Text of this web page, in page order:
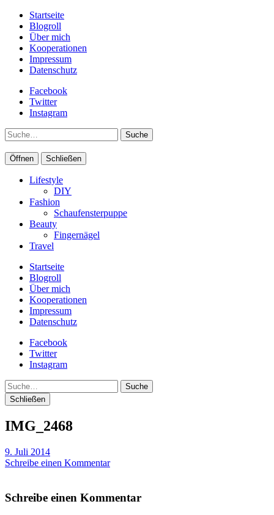
Startseite
Blogroll
Über mich
Kooperationen
Impressum
Datenschutz
Facebook
Twitter
Instagram
Suche
Öffnen Schließen
Lifestyle
DIY
Fashion
Schaufensterpuppe
Beauty
Fingernägel
Travel
Startseite
Blogroll
Über mich
Kooperationen
Impressum
Datenschutz
Facebook
Twitter
Instagram
Suche
Schließen
IMG_2468
9. Juli 2014
Schreibe einen Kommentar
Schreibe einen Kommentar